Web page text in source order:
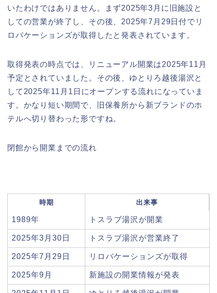
いたわけではありません。まず2025年3月に旧施設と
しての営業が終了し、その後、2025年7月29日付でリ
ロバケーションズが取得したと発表されています。
取得発表の時点では、リニューアル開業は2025年11月
予定とされていました。その後、ゆとりろ越後湯沢と
して2025年11月1日にオープンする流れになっていま
す。かなり短い期間で、旧保養所から新ブランドのホ
テルへ切り替わった形ですね。
閉館から開業までの流れ
時期 出来事
1989年 トスラブ湯沢が開業
2025年3月30日 トスラブ湯沢が営業終了
2025年7月29日 リロバケーションズが取得
2025年9月 新施設の開業情報が発表